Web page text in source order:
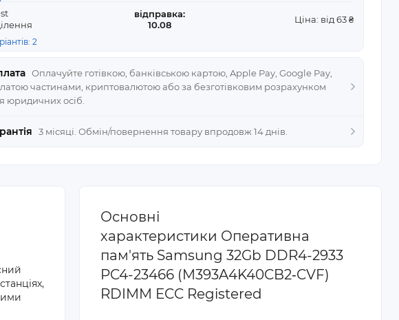
Оплачуйте готівкою, банківською картою, Apple Pay, Google Pay,
частинами, криптовалютою або за безготівковим розрахунком
юридичних осіб.
відправка:
10.08
Ціна: від 63 ₴
2
3 місяці. Обмін/повернення товару впродовж 14 днів.
Основні
характеристики Оперативна
пам'ять Samsung 32Gb DDR4-2933
PC4-23466 (M393A4K40CB2‐CVF)
RDIMM ECC Registered